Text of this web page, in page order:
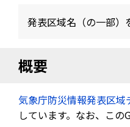
発表区域名（の一部）
概要
気象庁防災情報発表区域
しています。なお、この